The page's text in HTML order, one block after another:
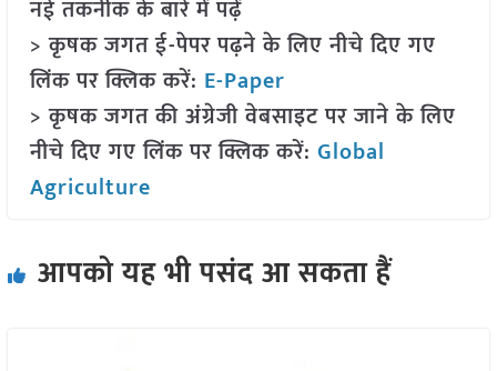
नई तकनीक के बारे में पढ़ें
> कृषक जगत ई-पेपर पढ़ने के लिए नीचे दिए गए
लिंक पर क्लिक करें: E-Paper
> कृषक जगत की अंग्रेजी वेबसाइट पर जाने के लिए
नीचे दिए गए लिंक पर क्लिक करें: Global
Agriculture
आपको यह भी पसंद आ सकता हैं